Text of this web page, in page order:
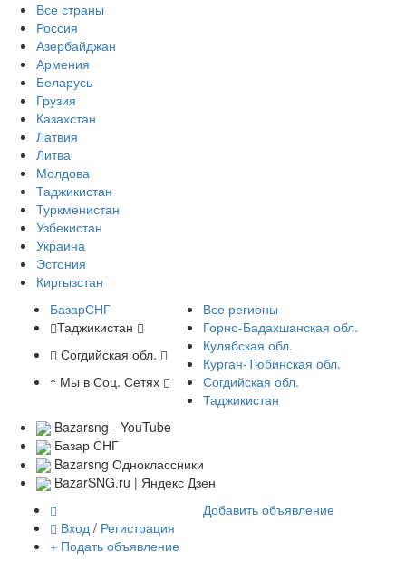
Все страны
Россия
Азербайджан
Армения
Беларусь
Грузия
Казахстан
Латвия
Литва
Молдова
Таджикистан
Туркменистан
Узбекистан
Украина
Эстония
Киргызстан
БазарСНГ
Таджикистан
Согдийская обл.
Мы в Соц. Сетях
Все регионы
Горно-Бадахшанская обл.
Кулябская обл.
Курган-Тюбинская обл.
Согдийская обл.
Таджикистан
Bazarsng - YouTube
Базар СНГ
Bazarsng Одноклассники
BazarSNG.ru | Яндекс Дзен
Вход / Регистрация
Подать объявление
Добавить объявление